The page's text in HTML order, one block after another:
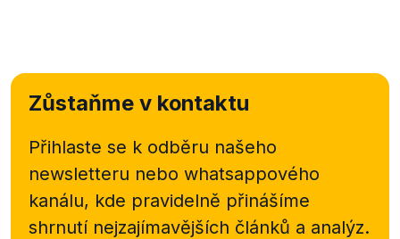
Zůstaňme v kontaktu
Přihlaste se k odběru našeho
newsletteru nebo whatsappového
kanálu, kde pravidelně přinášíme
shrnutí nejzajímavějších článků a analýz.